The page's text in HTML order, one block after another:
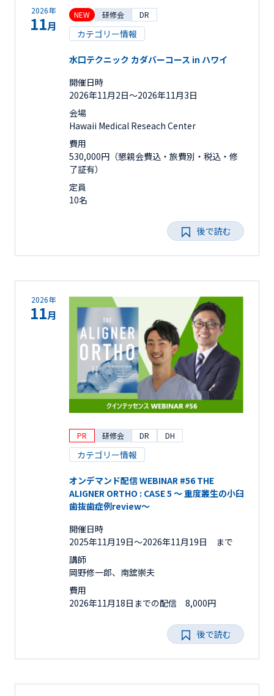
2026年
11月
NEW 研修会 DR
カテゴリー情報
水口テクニック カダバーコース in ハワイ
開催日時
2026年11月2日〜2026年11月3日
会場
Hawaii Medical Reseach Center
費用
530,000円（懇親会費込・旅費別・税込・修
了証有）
定員
10名
後で読む
2026年
11月
PR 研修会 DR DH
カテゴリー情報
オンデマンド配信 WEBINAR #56 THE
ALIGNER ORTHO : CASE 5 ～ 重度叢生の小臼
歯抜歯症例review～
開催日時
2025年11月19日〜2026年11月19日 まで
講師
岡野修一郎、南舘崇夫
費用
2026年11月18日までの配信 8,000円
後で読む